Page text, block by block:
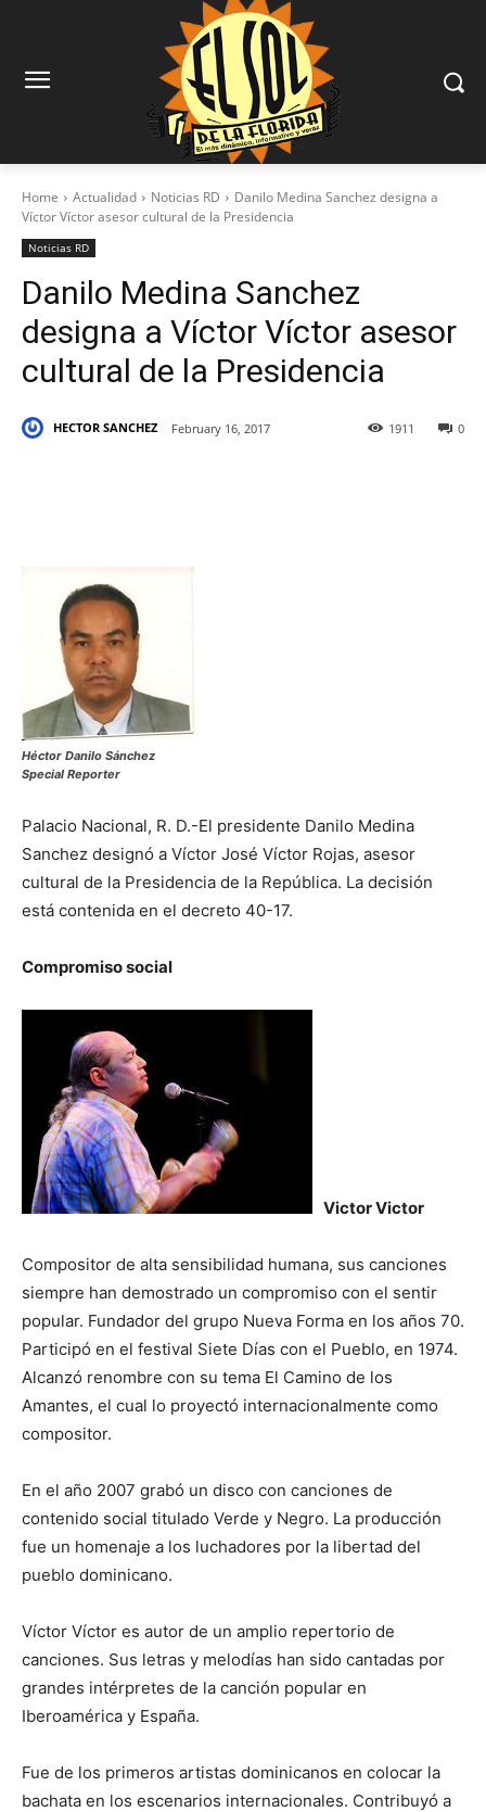
Home Actualidad Noticias RD
Danilo Medina Sanchez designa a
Víctor Víctor asesor cultural de la Presidencia
Noticias RD
Danilo Medina Sanchez
designa a Víctor Víctor asesor
cultural de la Presidencia
HECTOR SANCHEZ February 16, 2017 0
1911
Héctor Danilo Sánchez
Special Reporter
Palacio Nacional, R. D.-El presidente Danilo Medina
Sanchez designó a Víctor José Víctor Rojas, asesor
cultural de la Presidencia de la República. La decisión
está contenida en el decreto 40-17.
Compromiso social
Victor Victor
Compositor de alta sensibilidad humana, sus canciones
siempre han demostrado un compromiso con el sentir
popular. Fundador del grupo Nueva Forma en los años 70.
Participó en el festival Siete Días con el Pueblo, en 1974.
Alcanzó renombre con su tema El Camino de los
Amantes, el cual lo proyectó internacionalmente como
compositor.
En el año 2007 grabó un disco con canciones de
contenido social titulado Verde y Negro. La producción
fue un homenaje a los luchadores por la libertad del
pueblo dominicano.
Víctor Víctor es autor de un amplio repertorio de
canciones. Sus letras y melodías han sido cantadas por
grandes intérpretes de la canción popular en
Iberoamérica y España.
Fue de los primeros artistas dominicanos en colocar la
bachata en los escenarios internacionales. Contribuyó a